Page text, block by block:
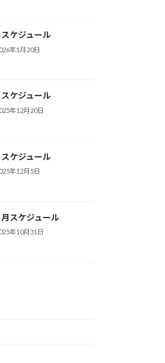
スケジュール
年1月20日
スケジュール
年12月20日
スケジュール
年12月5日
月スケジュール
年10月31日